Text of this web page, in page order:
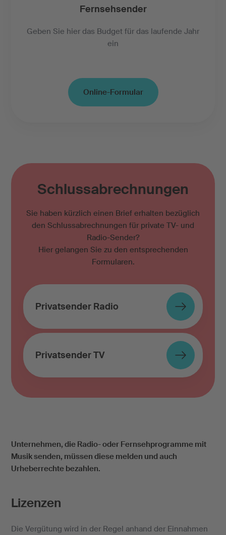
Fernsehsender
Geben Sie hier das Budget für das laufende Jahr
ein
Online-Formular
Schlussabrechnungen
Sie haben kürzlich einen Brief erhalten bezüglich
den Schlussabrechnungen für private TV- und
Radio-Sender?
Hier gelangen Sie zu den entsprechenden
Formularen.
Privatsender Radio
Privatsender TV
Unternehmen, die Radio- oder Fernsehprogramme mit
Musik senden, müssen diese melden und auch
Urheberrechte bezahlen.
Lizenzen
Die Vergütung wird in der Regel anhand der Einnahmen